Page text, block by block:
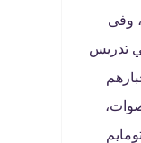
وفى
تدريس